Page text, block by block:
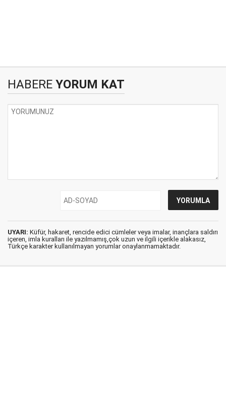
HABERE YORUM KAT
UYARI: Küfür, hakaret, rencide edici cümleler veya imalar, inançlara saldırı
içeren, imla kuralları ile yazılmamış,çok uzun ve ilgili içerikle alakasız,
Türkçe karakter kullanılmayan yorumlar onaylanmamaktadır.